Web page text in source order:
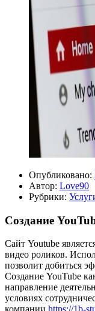
Опубликовано:
Автор: Love90
Рубрики:
Создание
Сайт Youtube
видео роликов.
позволит добиться
Создание YouTube
направление
условиях